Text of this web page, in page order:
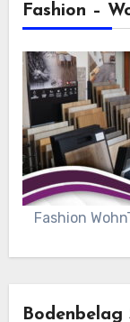
Fashion –
Fashion
Bodenbelag